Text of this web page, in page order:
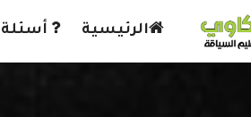
الرئيسية أسئلة